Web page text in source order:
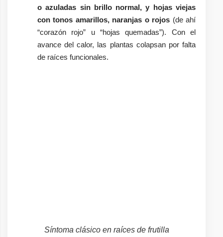
o azuladas sin brillo normal, y hojas viejas
con tonos amarillos, naranjas o rojos (de ahí
“corazón rojo” u “hojas quemadas”). Con el
avance del calor, las plantas colapsan por falta
de raíces funcionales.
Síntoma clásico en raíces de frutilla